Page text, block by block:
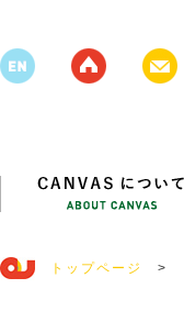
トップページ >